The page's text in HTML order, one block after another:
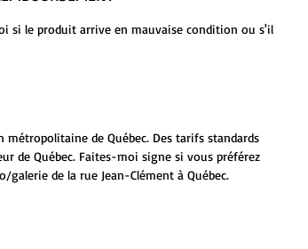
si le produit arrive en mauvaise condition ou s'il
de Québec. Des tarifs standards
de Québec. Faites-moi signe si vous préférez
de la rue Jean-Clément à Québec.